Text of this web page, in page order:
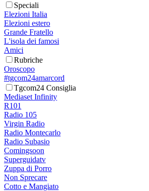
Speciali
Elezioni Italia
Elezioni estero
Grande Fratello
L'isola dei famosi
Amici
Rubriche
Oroscopo
#tgcom24amarcord
Tgcom24 Consiglia
Mediaset Infinity
R101
Radio 105
Virgin Radio
Radio Montecarlo
Radio Subasio
Comingsoon
Superguidatv
Zuppa di Porro
Non Sprecare
Cotto e Mangiato